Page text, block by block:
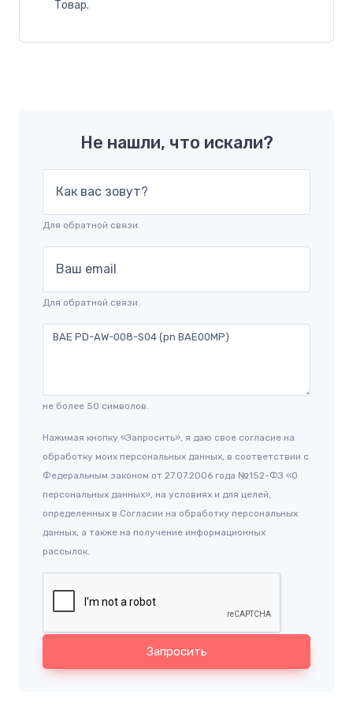
Товар.
Не нашли, что искали?
Как вас зовут?
Для обратной связи.
Ваш email
Для обратной связи.
не более 50 символов.
Нажимая кнопку «Запросить», я даю свое согласие на
обработку моих персональных данных, в соответствии с
Федеральным законом от 27.07.2006 года №152-ФЗ «О
персональных данных», на условиях и для целей,
определенных в Согласии на обработку персональных
данных, а также на получение информационных
рассылок.
Запросить